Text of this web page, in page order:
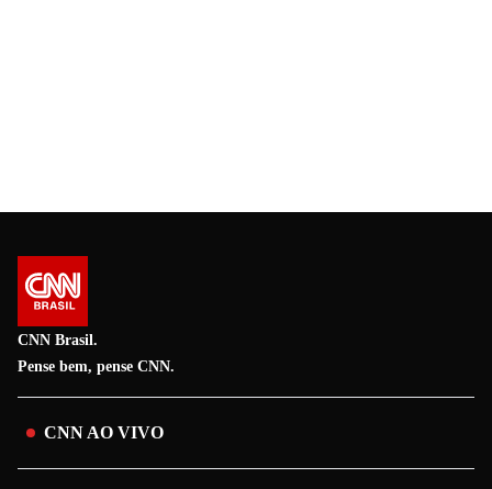
CNN Brasil.
Pense bem, pense CNN.
CNN AO VIVO